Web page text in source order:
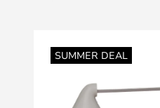
SUMMER DEAL
Ende
Bildgalerie